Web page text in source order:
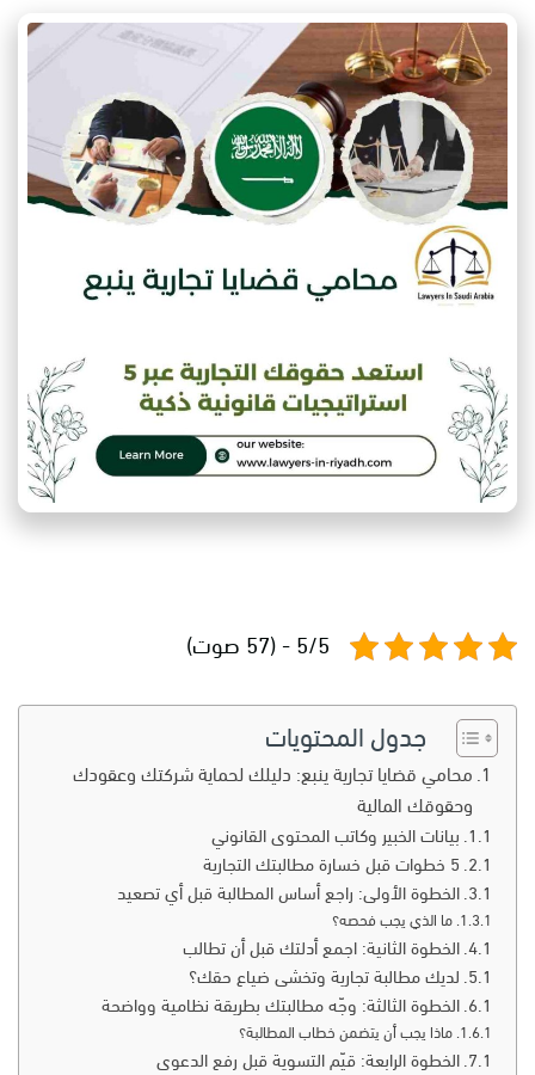
5/5 - (57 صوت)
جدول المحتويات
محامي قضايا تجارية ينبع: دليلك لحماية شركتك وعقودك
وحقوقك المالية
بيانات الخبير وكاتب المحتوى القانوني
5 خطوات قبل خسارة مطالبتك التجارية
الخطوة الأولى: راجع أساس المطالبة قبل أي تصعيد
ما الذي يجب فحصه؟
الخطوة الثانية: اجمع أدلتك قبل أن تطالب
لديك مطالبة تجارية وتخشى ضياع حقك؟
الخطوة الثالثة: وجّه مطالبتك بطريقة نظامية وواضحة
ماذا يجب أن يتضمن خطاب المطالبة؟
الخطوة الرابعة: قيّم التسوية قبل رفع الدعوى